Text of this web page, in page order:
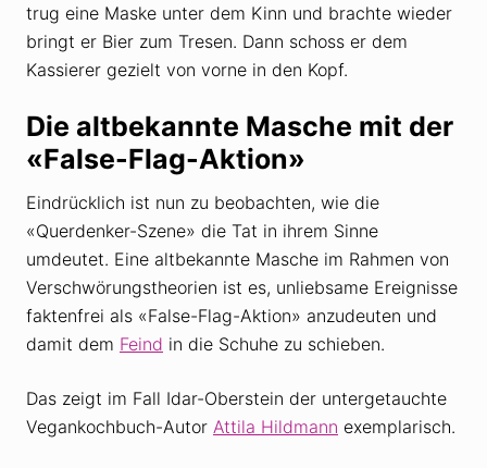
trug eine Maske unter dem Kinn und brachte wieder
bringt er Bier zum Tresen. Dann schoss er dem
Kassierer gezielt von vorne in den Kopf.
Die altbekannte Masche mit der
«False-Flag-Aktion»
Eindrücklich ist nun zu beobachten, wie die
«Querdenker-Szene» die Tat in ihrem Sinne
umdeutet. Eine altbekannte Masche im Rahmen von
Verschwörungstheorien ist es, unliebsame Ereignisse
faktenfrei als «False-Flag-Aktion» anzudeuten und
damit dem Feind in die Schuhe zu schieben.
Das zeigt im Fall Idar-Oberstein der untergetauchte
Vegankochbuch-Autor Attila Hildmann exemplarisch.